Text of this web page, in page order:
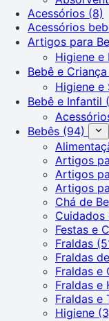
Acessórios (8)
Acessórios
Artigos para
Higiene e
Bebê e Criança
Higiene e
Bebê e Infantil
Bebês (94)
Artigos
Artigos
Artigos
Chá de
Cuidados
Festas e
Fraldas
Fraldas
Fraldas e
Fraldas e
Fraldas e
Higiene